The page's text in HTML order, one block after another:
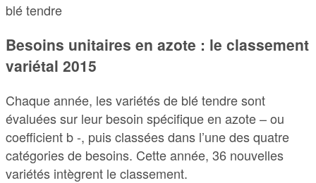
blé tendre
Besoins unitaires en azote : le classement
variétal 2015
Chaque année, les variétés de blé tendre sont
évaluées sur leur besoin spécifique en azote – ou
coefficient b -, puis classées dans l’une des quatre
catégories de besoins. Cette année, 36 nouvelles
variétés intègrent le classement.